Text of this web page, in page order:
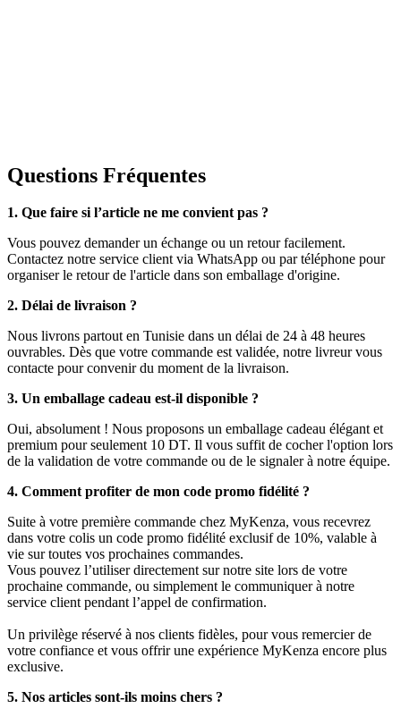
Questions Fréquentes
1. Que faire si l’article ne me convient pas ?
Vous pouvez demander un échange ou un retour facilement.
Contactez notre service client via WhatsApp ou par téléphone pour
organiser le retour de l'article dans son emballage d'origine.
2. Délai de livraison ?
Nous livrons partout en Tunisie dans un délai de 24 à 48 heures
ouvrables. Dès que votre commande est validée, notre livreur vous
contacte pour convenir du moment de la livraison.
3. Un emballage cadeau est-il disponible ?
Oui, absolument ! Nous proposons un emballage cadeau élégant et
premium pour seulement 10 DT. Il vous suffit de cocher l'option lors
de la validation de votre commande ou de le signaler à notre équipe.
4. Comment profiter de mon code promo fidélité ?
Suite à votre première commande chez MyKenza, vous recevrez
dans votre colis un code promo fidélité exclusif de 10%, valable à
vie sur toutes vos prochaines commandes.
Vous pouvez l’utiliser directement sur notre site lors de votre
prochaine commande, ou simplement le communiquer à notre
service client pendant l’appel de confirmation.
Un privilège réservé à nos clients fidèles, pour vous remercier de
votre confiance et vous offrir une expérience MyKenza encore plus
exclusive.
5. Nos articles sont-ils moins chers ?